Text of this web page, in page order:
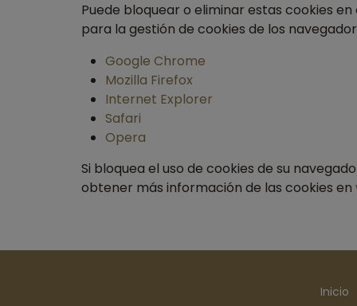
Puede bloquear o eliminar estas cookies
para la gestión de cookies de los
Google Chrome
Mozilla Firefox
Internet Explorer
Safari
Opera
Si bloquea el uso de cookies de su
obtener más información de las cookies en
Inicio